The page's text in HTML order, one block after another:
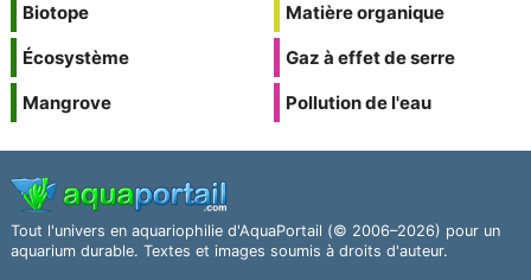
Biotope
Écosystème
Mangrove
Matière organique
Gaz à effet de serre
Pollution de l'eau
Tout l'univers en aquariophilie d'AquaPortail (© 2006–2026) pour un
aquarium durable. Textes et images soumis à droits d'auteur.